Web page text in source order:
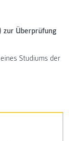
zur Überprüfung
Studiums der